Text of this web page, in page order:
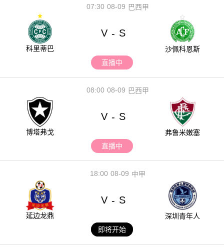
08-09
07:30 巴西甲
科里蒂巴
V - S
沙佩科恩斯
直播中
08-09
08:00 巴西甲
博塔弗戈
V - S
弗鲁米嫩塞
直播中
08-09
18:00 中甲
延边龙鼎
V - S
深圳青年人
即将开始